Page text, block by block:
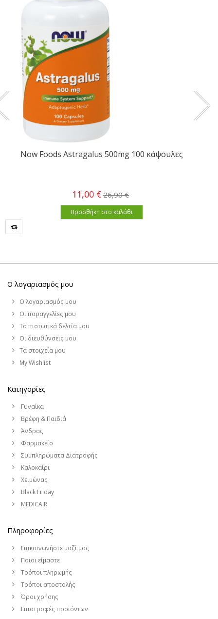
Now Foods Astragalus 500mg 100 κάψουλες
11,00 € 26,90 €
Προσθήκη στο καλάθι
Ο λογαριασμός μου
Ο λογαριασμός μου
Οι παραγγελίες μου
Τα πιστωτικά δελτία μου
Οι διευθύνσεις μου
Τα στοιχεία μου
My Wishlist
Κατηγορίες
Γυναίκα
Βρέφη & Παιδιά
Άνδρας
Φαρμακείο
Συμπληρώματα Διατροφής
Καλοκαίρι
Χειμώνας
Black Friday
MEDICAIR
Πληροφορίες
Επικοινωνήστε μαζί μας
Ποιοι είμαστε
Τρόποι πληρωμής
Τρόποι αποστολής
Όροι χρήσης
Επιστροφές προϊόντων